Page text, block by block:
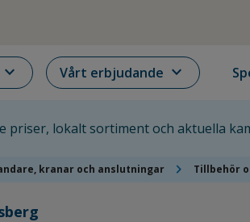
expand_more Vårt erbjudande expand_more
priser, lokalt sortiment och aktuella
kranar och anslutningar chevron_right Tillbehör